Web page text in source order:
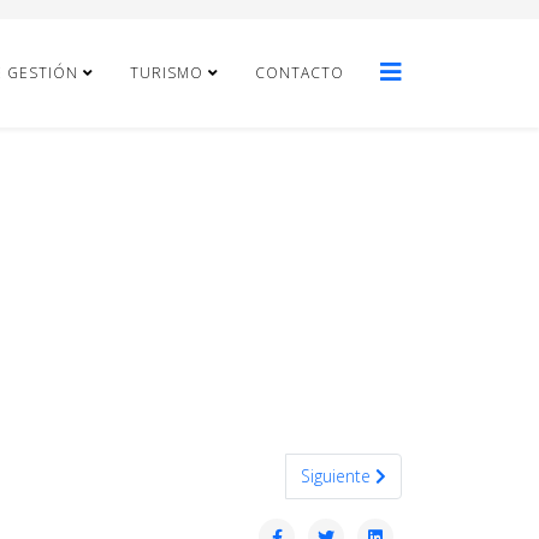
GESTIÓN TURISMO CONTACTO
Artículo siguiente:
Siguiente